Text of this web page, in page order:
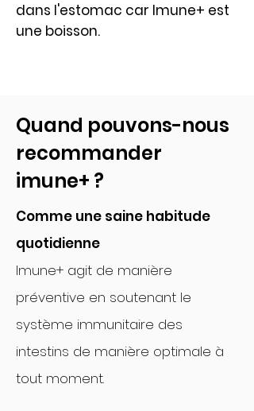
dans l'estomac car Imune+ est
une boisson.
Quand pouvons-nous
recommander
imune+ ?
Comme une saine habitude
quotidienne
Imune+ agit de manière
préventive en soutenant le
système immunitaire des
intestins de manière optimale à
tout moment.